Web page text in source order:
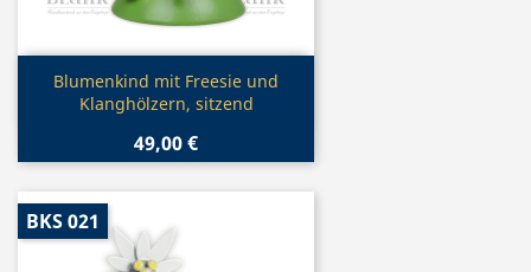
Vorschau
Blumenkind mit Freesie und
Klanghölzern, sitzend
49,00 €
BKS 021